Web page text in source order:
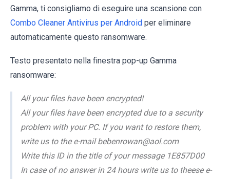
Gamma, ti consigliamo di eseguire una scansione con
Combo Cleaner Antivirus per Android per eliminare
automaticamente questo ransomware.
Testo presentato nella finestra pop-up Gamma
ransomware:
All your files have been encrypted!
All your files have been encrypted due to a security
problem with your PC. If you want to restore them,
write us to the e-mail bebenrowan@aol.com
Write this ID in the title of your message 1E857D00
In case of no answer in 24 hours write us to theese e-